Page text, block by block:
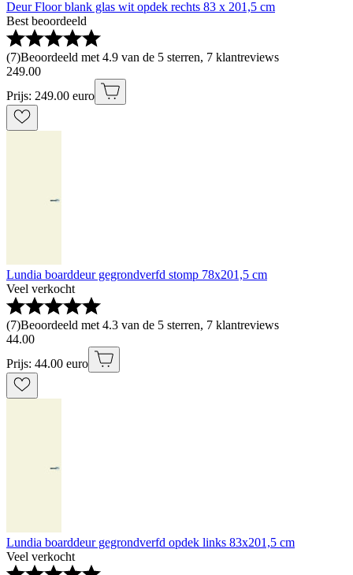
Deur Floor blank glas wit opdek rechts 83 x 201,5 cm
Best beoordeeld
(7)Beoordeeld met 4.9 van de 5 sterren, 7 klantreviews
249.00
Prijs: 249.00 euro
Lundia boarddeur gegrondverfd stomp 78x201,5 cm
Veel verkocht
(7)Beoordeeld met 4.3 van de 5 sterren, 7 klantreviews
44.00
Prijs: 44.00 euro
Lundia boarddeur gegrondverfd opdek links 83x201,5 cm
Veel verkocht